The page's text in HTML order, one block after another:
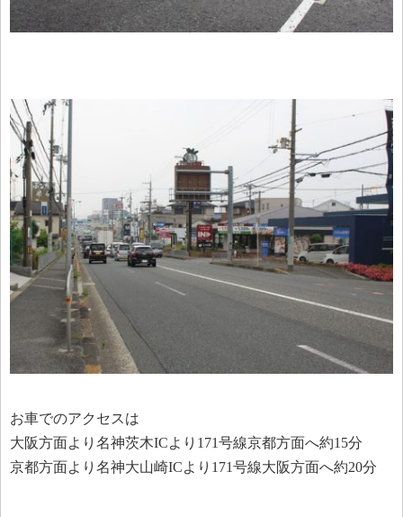
お車でのアクセスは
大阪方面より名神茨木ICより171号線京都方面へ約15分
京都方面より名神大山崎ICより171号線大阪方面へ約20分